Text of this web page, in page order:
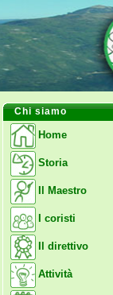
Chi siamo
Home
Storia
Il Maestro
I coristi
Il direttivo
Attività